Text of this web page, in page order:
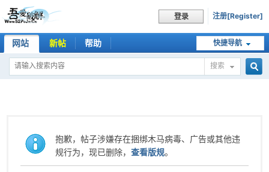
登录 注册[Register]
快捷导航
网站 新帖 帮助
搜索
抱歉，帖子涉嫌存在捆绑木马病毒、广告或其他违
规行为，现已删除，查看版规。